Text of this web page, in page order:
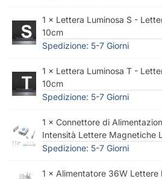
1 × Lettera Luminosa S -
10cm
Spedizione: 5-7 Giorni
1 × Lettera Luminosa T -
10cm
Spedizione: 5-7 Giorni
1 × Connettore di
Intensità Lettere Magnetiche
Spedizione: 5-7 Giorni
1 × Alimentatore 36W Lettere